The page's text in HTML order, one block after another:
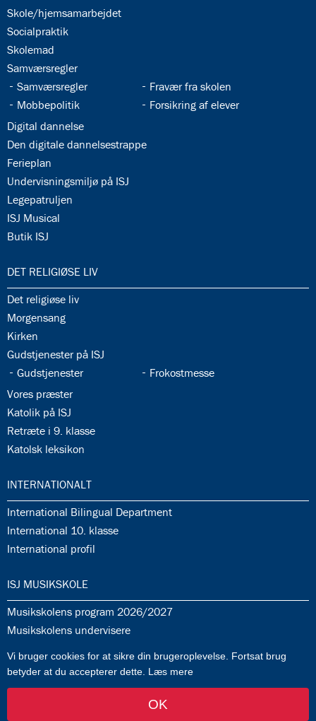
34.3:
Skole/hjemsamarbejdet
34.4:
Socialpraktik
34.5:
Skolemad
34.6:
Samværsregler
34.7:
Samværsregler 34.8:
Fravær fra skolen
34.9:
Mobbepolitik 34.10:
Forsikring af elever
34.11:
Digital dannelse
34.12:
Den digitale dannelsestrappe
34.13:
Ferieplan
34.14:
Undervisningsmiljø på ISJ
34.15:
Legepatruljen
34.16:
ISJ Musical
34.17:
Butik ISJ
35.0:
DET RELIGIØSE LIV
35.1:
Det religiøse liv
35.2:
Morgensang
35.3:
Kirken
35.4:
Gudstjenester på ISJ
35.5:
Gudstjenester 35.6:
Frokostmesse
35.7:
Vores præster
35.8:
Katolik på ISJ
35.9:
Retræte i 9. klasse
35.10:
Katolsk leksikon
36.0:
INTERNATIONALT
36.1:
International Bilingual Department
36.2:
International 10. klasse
36.3:
International profil
37.0:
ISJ MUSIKSKOLE
37.1:
Musikskolens program 2026/2027
37.2:
Musikskolens undervisere
37.4:
Generelle informationer & betingelser
af FlowTwo-
Vi bruger cookies for at sikre din brugeroplevelse. Fortsat brug
betyder at du accepterer dette. Læs mere
OK